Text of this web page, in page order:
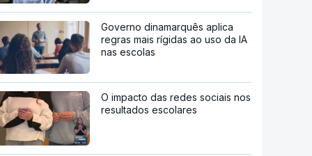
Governo dinamarquês aplica
regras mais rígidas ao uso da IA
nas escolas
O impacto das redes sociais nos
resultados escolares